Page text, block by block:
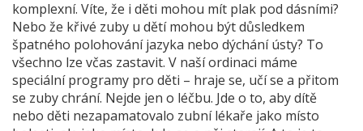
komplexní. Víte, že i děti mohou mít plak pod dásními?
Nebo že křivé zuby u dětí mohou být důsledkem
špatného polohování jazyka nebo dýchání ústy? To
všechno lze včas zastavit. V naší ordinaci máme
speciální programy pro děti – hraje se, učí se a přitom
se zuby chrání. Nejde jen o léčbu. Jde o to, aby dítě
nebo děti nezapamatovalo zubní lékaře jako místo